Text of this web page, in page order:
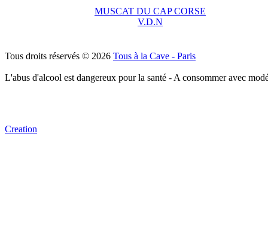
MUSCAT DU CAP CORSE
V.D.N
Tous droits réservés © 2026 Tous à la Cave - Paris
L'abus d'alcool est dangereux pour la santé - A consommer avec
Creation